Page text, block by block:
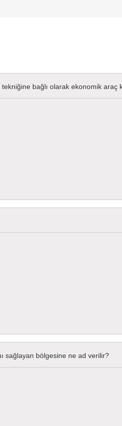
bağlı olarak ekonomik araç
sağlayan bölgesine ne ad verilir?